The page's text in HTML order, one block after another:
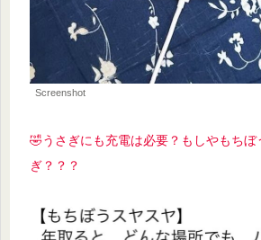
Screenshot
🤣うさぎにも充電は必要？もしやもちぼ
ぎ？？？